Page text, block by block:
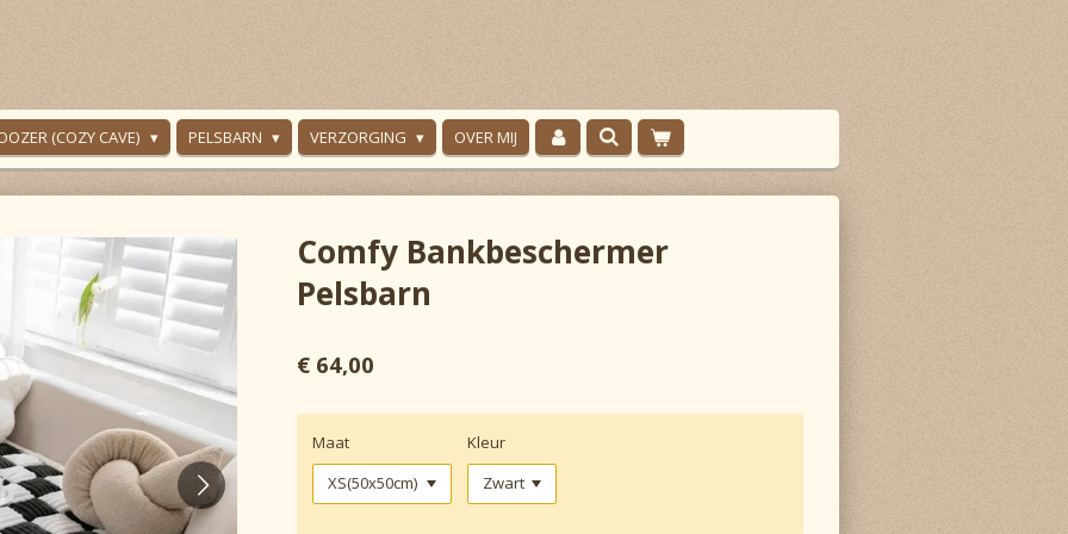
(COZY CAVE) PELSBARN VERZORGING OVER MIJ
Comfy Bankbeschermer
Pelsbarn
€ 64,00
Maat Kleur